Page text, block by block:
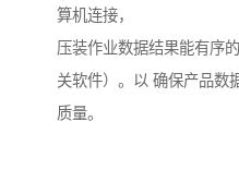
算机连接，
压装作业数据结果能有序
关软件）。以 确保产品数
质量。